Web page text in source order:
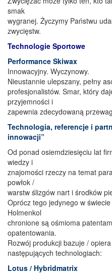
smak
wygranej. Życzymy Państwu
zwycięstw.
Technologie Sportowe
Performance Skiwax
Innowacyjny. Wyczynowy.
Nieustannie ulepszany, pełny
profesjonalistów. Smar, który
przyjemności i
zapewnia zdecydowaną
Technologia, referencje i
innowacji”
Od ponad osiemdziesięciu lat
wiedzy i
znajomości rzeczy na temat
powłok /
warstw ślizgów nart i środków
Oprócz tego jedynego w
Holmenkol
chronione są ośmioma
opatentowania.
Rozwój produkcji bazuje /
następujących technologiach:
Lotus / Hybridmatrix